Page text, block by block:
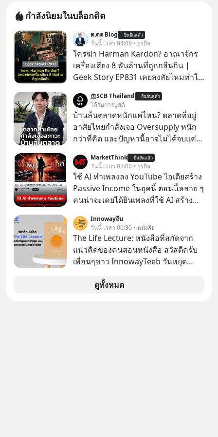
กำลังนิยมในบล็อกดิต
ด.ดล Blog ยืนยันแล้ว
วันนี้ เวลา 04:09 • ธุรกิจ
ใครฆ่า Harman Kardon? อาณาจักร
เครื่องเสียง 8 พันล้านที่ถูกกลืนกิน |
Geek Story EP831 เคยสงสัยไหมทำไม
กล่องมือถือ? หรือลำโพง JBL ถึงวางขาย
เกลื่อนตามห้างทั่วไป? ทั้งที่จริง ๆ แล้ว
ชื่อเหล่านี้คือ “ตำนาน” ระดับเทพที่นัก
เล่นเครื่องเสียงยุคก่อนยอมจ่ายเงินหลัก
แมสนี้ มีโศกนาฏกรรมของโลกธุรกิจ
ซ่อนอยู่ อาณาจักรเครื่องเสียงที่ยิ่งใหญ่
ที่สุดบนโลก ถูกกว้านซื้อไปด้วยมูลค่า 8
พันล้านดอลลาร์โดย Samsung และสิ่ง
ที่เจ็บปวดที่สุดคือ ยักษ์ใหญ่จาก
เกาหลีใต้ไม่ได้ซื้อเพราะหลงใหลใน
เสียงเพลง แต่ซื้อเพื่อเป็นทางลัดเอา
เทคโนโลยีไปใส่ในหน้าปัดรถยนต์
อัจฉริยะ จากจุดสูงสุดของศิลปะแห่ง
เสียงดนตรี ทำไมถึงจบลงด้วยการเป็น
บริษัทอื่น เลือกฟังกันได้เลยนะครับ อย่า
SCB Thailand ยืนยันแล้ว
ได้รับการบูสต์
บ้านล้นตลาดหนักแค่ไหน? ตลาดที่อยู่
อาศัยไทยกำลังเจอ Oversupply หนัก
กว่าที่คิด และปัญหานี้อาจไม่ได้จบแค่
ล้นตลาด #เศรษฐกิจไทย #EICAround
#SCBThailand สามารถดูคลิปที่
youtube ประกอบได้ที่ link :
https://youtube.com/shorts/-
MarketThink ยืนยันแล้ว
วันนี้ เวลา 03:00 • ธุรกิจ
ใช้ AI ทำเพลงลง YouTube ไอเดียสร้าง
Passive Income ในยุคนี้ ตอนนี้หลาย ๆ
คนน่าจะเคยได้ยินเพลงที่ใช้ AI สร้าง
รู้ตัวเรา” จากช่องชื่อว่า UNHEARD
MUSIC ที่ตอนนี้มียอดรับชมกว่า 26
ล้านครั้งแล้ว
Innowayถีบ
วันนี้ เวลา 00:30 • หนังสือ
The Life Lecture: หนังสือที่สกัดจาก
แนวคิดของคนสอนหนังสือ สวัสดีครับ
เพื่อนๆชาว InnowayTeeb วันหยุด
สนใจจบแล้วเกิดคำถามว่า
ดูทั้งหมด